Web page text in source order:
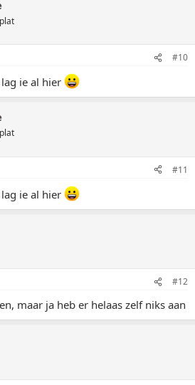
#10
ie al hier
#11
ie al hier
#12
maar ja heb er helaas zelf niks aan